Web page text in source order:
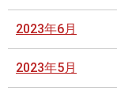
2023年6月
2023年5月